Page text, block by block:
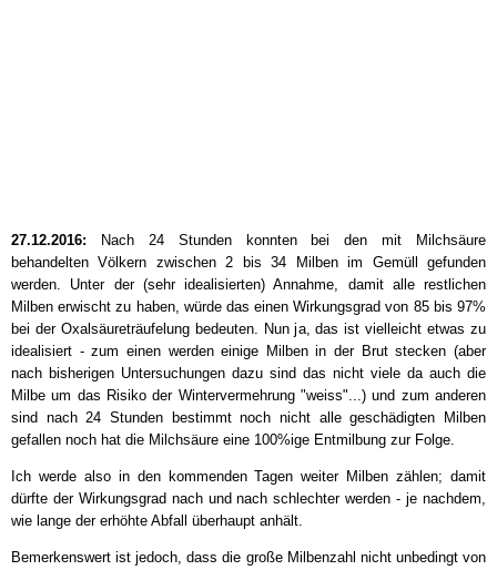
27.12.2016: Nach 24 Stunden konnten bei den mit Milchsäure
behandelten Völkern zwischen 2 bis 34 Milben im Gemüll gefunden
werden. Unter der (sehr idealisierten) Annahme, damit alle restlichen
Milben erwischt zu haben, würde das einen Wirkungsgrad von 85 bis 97%
bei der Oxalsäureträufelung bedeuten. Nun ja, das ist vielleicht etwas zu
idealisiert - zum einen werden einige Milben in der Brut stecken (aber
nach bisherigen Untersuchungen dazu sind das nicht viele da auch die
Milbe um das Risiko der Wintervermehrung "weiss"...) und zum anderen
sind nach 24 Stunden bestimmt noch nicht alle geschädigten Milben
gefallen noch hat die Milchsäure eine 100%ige Entmilbung zur Folge.
Ich werde also in den kommenden Tagen weiter Milben zählen; damit
dürfte der Wirkungsgrad nach und nach schlechter werden - je nachdem,
wie lange der erhöhte Abfall überhaupt anhält.
Bemerkenswert ist jedoch, dass die große Milbenzahl nicht unbedingt von